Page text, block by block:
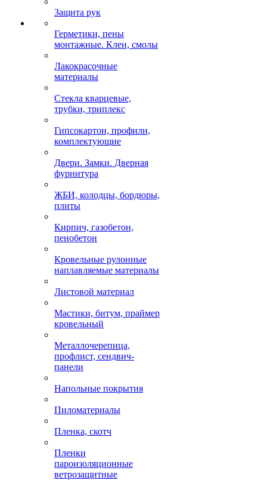
Защита рук
Герметики, пены
монтажные. Клеи, смолы
Лакокрасочные
материалы
Стекла кварцевые,
трубки, триплекс
Гипсокартон, профили,
комплектующие
Двери. Замки. Дверная
фурнитура
ЖБИ, колодцы, бордюры,
плиты
Кирпич, газобетон,
пенобетон
Кровельные рулонные
наплавляемые материалы
Листовой материал
Мастики, битум, праймер
кровельный
Металлочерепица,
профлист, сендвич-
панели
Напольные покрытия
Пиломатериалы
Пленка, скотч
Пленки
пароизоляционные
ветрозащитные